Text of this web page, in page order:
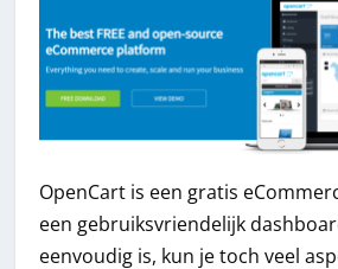
OpenCart is een gratis
een gebruiksvriendelijk
eenvoudig is, kun je toch veel